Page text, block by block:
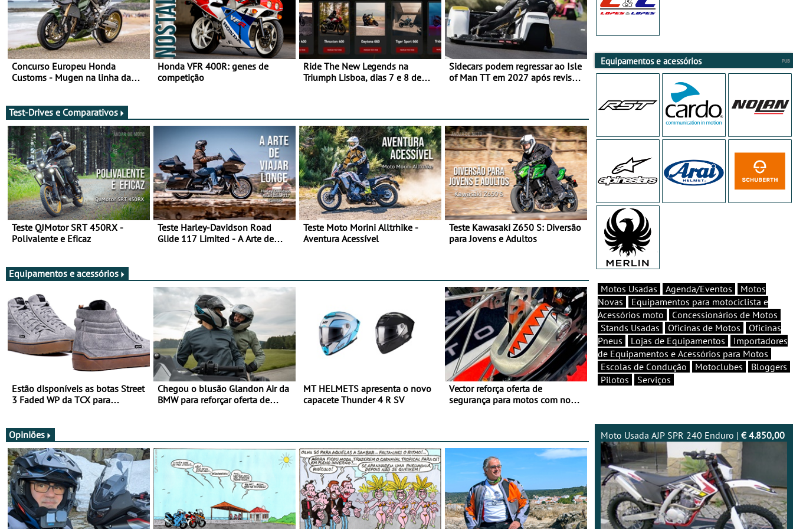
Concurso Europeu Honda
Customs - Mugen na linha da
Honda VFR 400R: genes de
competição
Ride The New Legends na
Triumph Lisboa, dias 7 e 8 de
Sidecars podem regressar ao Isle
of Man TT em 2027 após revisão
Test-Drives e Comparativos
Teste QJMotor SRT 450RX -
Polivalente e Eficaz
Teste Harley-Davidson Road
Glide 117 Limited - A Arte de
Teste Moto Morini Alltrhike -
Aventura Acessível
Teste Kawasaki Z650 S: Diversão
para Jovens e Adultos
Equipamentos e acessórios
Estão disponíveis as botas Street
3 Faded WP da TCX para
Chegou o blusão Glandon Air da
BMW para reforçar oferta de
MT HELMETS apresenta o novo
capacete Thunder 4 R SV
Vector reforça oferta de
segurança para motos com nova
Opiniões
Equipamentos e acessórios
Motos Usadas Agenda/Eventos
Motos
Novas
Equipamentos para motociclista e
Acessórios moto
Concessionários de Motos
Stands Usadas
Oficinas de Motos
Oficinas
Pneus
Lojas de Equipamentos
Importadores
de Equipamentos e Acessórios para Motos
Escolas de Condução
Motoclubes
Bloggers
Pilotos
Serviços
Moto Usada AJP SPR 240 Enduro | € 4.850,00